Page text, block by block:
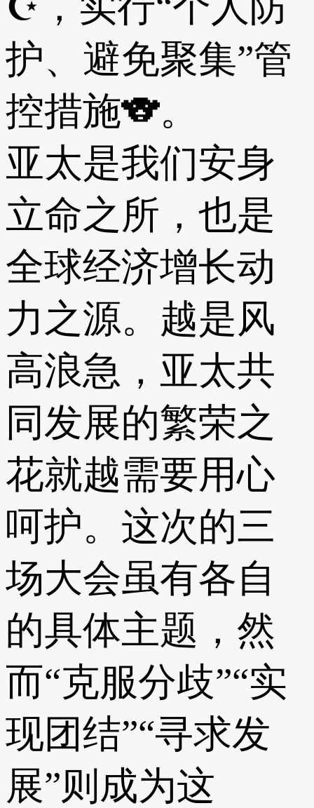
护、避免聚集”管
控措施🐨。
亚太是我们安身
立命之所，也是
全球经济增长动
力之源。越是风
高浪急，亚太共
同发展的繁荣之
花就越需要用心
呵护。这次的三
场大会虽有各自
的具体主题，然
而“克服分歧”“实
现团结”“寻求发
展”则成为这